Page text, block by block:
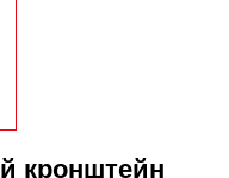
кронштейн